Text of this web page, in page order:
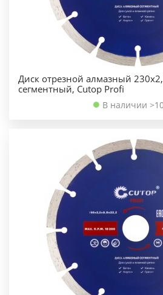
Диск отрезной алмазный
сегментный, Cutop Profi
В наличии